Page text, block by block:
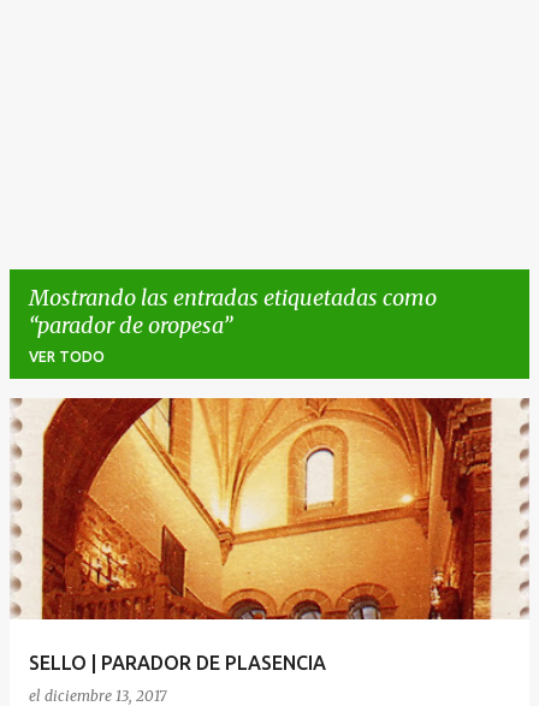
Mostrando las entradas etiquetadas como
parador de oropesa
VER TODO
E
n
t
r
a
d
SELLO | PARADOR DE PLASENCIA
el diciembre 13, 2017